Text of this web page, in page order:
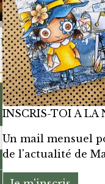
INSCRIS-TOI A LA
Un mail mensuel
de l'actualité de
UNE QUESTION?
ECRIS-MOI